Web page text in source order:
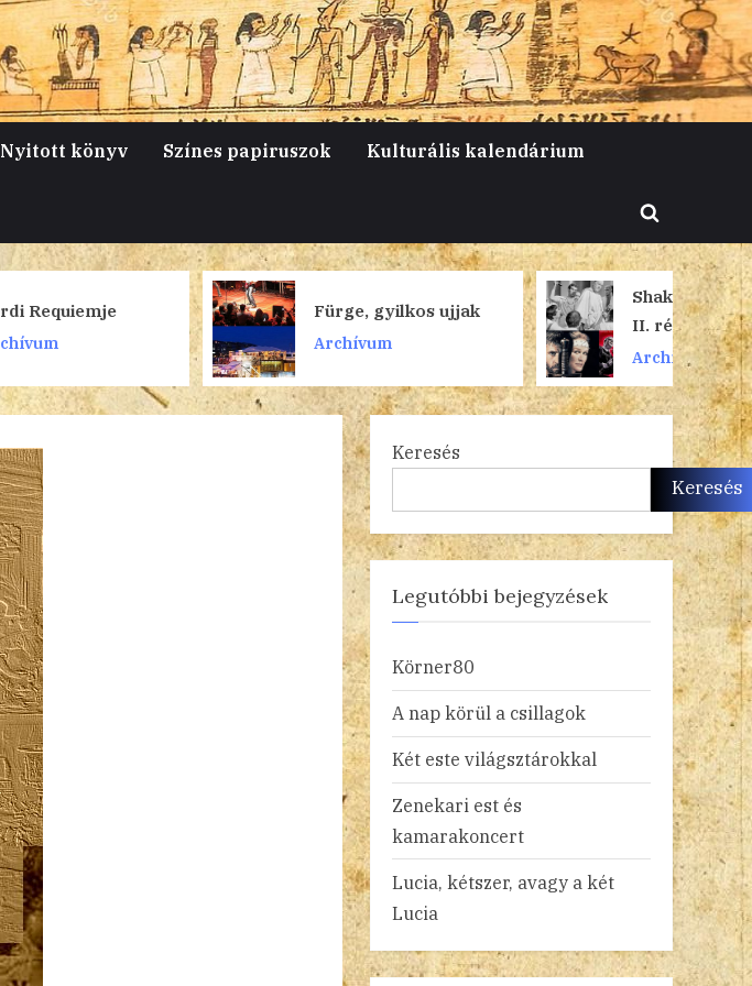
Nyitott könyv Színes papiruszok Kulturális kalendárium
Toggle
search
form
Fürge, gyilkos ujjak
Archívum
Shakespeare és a film
II. rész
Archívum
Keresés
Keresés
Legutóbbi bejegyzések
Körner80
A nap körül a csillagok
Két este világsztárokkal
Zenekari est és
kamarakoncert
Lucia, kétszer, avagy a két
Lucia